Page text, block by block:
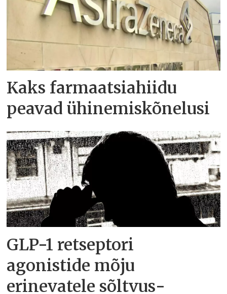
Kaks farmaatsiahiidu
peavad ühinemiskõnelusi
GLP-1 retseptori
agonistide mõju
erinevatele sõltvus­